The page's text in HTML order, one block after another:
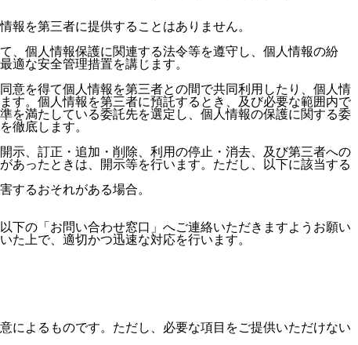
を第三者に提供することはありません。
個人情報保護に関連する法令等を遵守し、個人情報の紛
適な安全管理措置を講じます。
を得て個人情報を第三者との間で共同利用したり、個人情
す。個人情報を第三者に預託するとき、及び必要な範囲内で
を満たしている委託先を選定し、個人情報の保護に関する委
徹底します。
、訂正・追加・削除、利用の停止・消去、及び第三者への
あったときは、開示等を行います。ただし、以下に該当する
するおそれがある場合。
の「お問い合わせ窓口」へご連絡いただきますようお願い
た上で、適切かつ迅速な対応を行います。
によるものです。ただし、必要な項目をご提供いただけない